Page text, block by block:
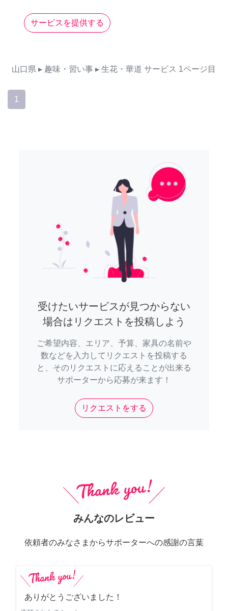
サービスを提供する
山口県 ▸ 趣味・習い事 ▸ 生花・華道 サービス 1ページ目
1
受けたいサービスが見つからない
場合はリクエストを投稿しよう
ご希望内容、エリア、予算、家具の名前や
数などを入力してリクエストを投稿する
と、そのリクエストに応えることが出来る
サポーターから応募が来ます！
リクエストをする
みんなのレビュー
依頼者のみなさまからサポーターへの感謝の言葉
ありがとうございました！